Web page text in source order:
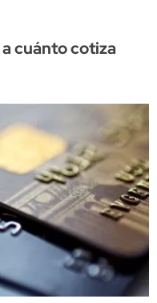
cuánto cotiza